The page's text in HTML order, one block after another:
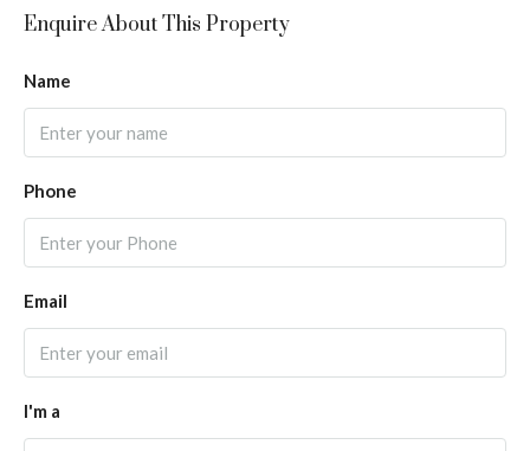
Enquire About This Property
Name
Phone
Email
I'm a